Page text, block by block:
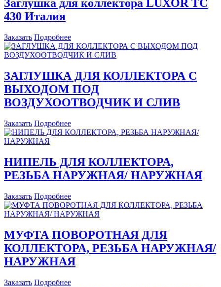
Заглушка для коллектора LUXOR ТС
430 Италия
Заказать Подробнее
ЗАГЛУШКА ДЛЯ КОЛЛЕКТОРА C
ВЫХОДОМ ПОД
ВОЗДУХООТВОДЧИК И СЛИВ
Заказать Подробнее
НИПЕЛЬ ДЛЯ КОЛЛЕКТОРА,
РЕЗЬБА НАРУЖНАЯ/ НАРУЖНАЯ
Заказать Подробнее
МУФТА ПОВОРОТНАЯ ДЛЯ
КОЛЛЕКТОРА, РЕЗЬБА НАРУЖНАЯ/
НАРУЖНАЯ
Заказать Подробнее